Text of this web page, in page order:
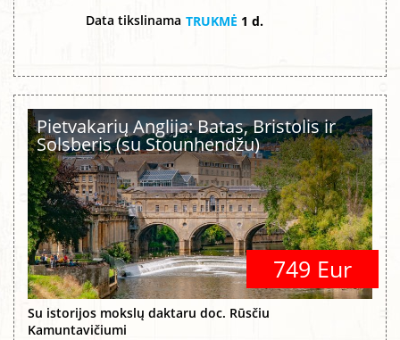
Data tikslinama TRUKMĖ 1 d.
Pietvakarių Anglija: Batas, Bristolis ir
Solsberis (su Stounhendžu)
749 Eur
Su istorijos mokslų daktaru doc. Rūsčiu
Kamuntavičiumi